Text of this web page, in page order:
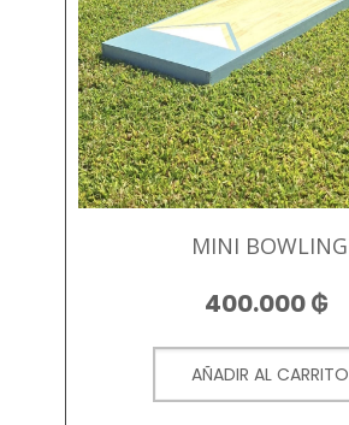
MINI BOWLING
400.000₲
AÑADIR AL CARRITO